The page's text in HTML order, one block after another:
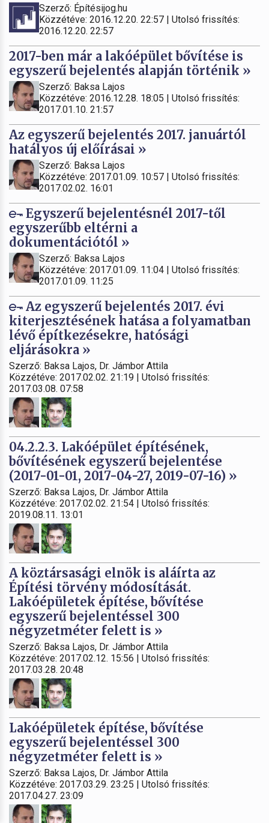
Szerző: Építésijog.hu
Közzétéve: 2016.12.20. 22:57 | Utolsó frissítés:
2016.12.20. 22:57
2017-ben már a lakóépület bővítése is
egyszerű bejelentés alapján történik »
Szerző: Baksa Lajos
Közzétéve: 2016.12.28. 18:05 | Utolsó frissítés:
2017.01.10. 21:57
Az egyszerű bejelentés 2017. januártól
hatályos új előírásai »
Szerző: Baksa Lajos
Közzétéve: 2017.01.09. 10:57 | Utolsó frissítés:
2017.02.02. 16:01
Egyszerű bejelentésnél 2017-től
egyszerűbb eltérni a
dokumentációtól »
Szerző: Baksa Lajos
Közzétéve: 2017.01.09. 11:04 | Utolsó frissítés:
2017.01.09. 11:25
Az egyszerű bejelentés 2017. évi
kiterjesztésének hatása a folyamatban
lévő építkezésekre, hatósági
eljárásokra »
Szerző: Baksa Lajos, Dr. Jámbor Attila
Közzétéve: 2017.02.02. 21:19 | Utolsó frissítés:
2017.03.08. 07:58
04.2.2.3. Lakóépület építésének,
bővítésének egyszerű bejelentése
(2017-01-01, 2017-04-27, 2019-07-16) »
Szerző: Baksa Lajos, Dr. Jámbor Attila
Közzétéve: 2017.02.02. 21:54 | Utolsó frissítés:
2019.08.11. 13:01
A köztársasági elnök is aláírta az
Építési törvény módosítását.
Lakóépületek építése, bővítése
egyszerű bejelentéssel 300
négyzetméter felett is »
Szerző: Baksa Lajos, Dr. Jámbor Attila
Közzétéve: 2017.02.12. 15:56 | Utolsó frissítés:
2017.03.28. 20:48
Lakóépületek építése, bővítése
egyszerű bejelentéssel 300
négyzetméter felett is »
Szerző: Baksa Lajos, Dr. Jámbor Attila
Közzétéve: 2017.03.29. 23:25 | Utolsó frissítés:
2017.04.27. 23:09